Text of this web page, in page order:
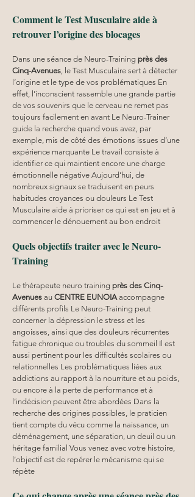
Comment le Test Musculaire aide à
retrouver l’origine des blocages
Dans une séance de Neuro-Training près des
Cinq-Avenues , le Test Musculaire sert à détecter
l’origine et le type de vos problématiques En
effet, l’inconscient rassemble une grande partie
de vos souvenirs que le cerveau ne remet pas
toujours facilement en avant Le Neuro-Trainer
guide la recherche quand vous avez, par
exemple, mis de côté des émotions issues d’une
expérience marquante Le travail consiste à
identifier ce qui maintient encore une charge
émotionnelle négative Aujourd’hui, de
nombreux signaux se traduisent en peurs
habitudes croyances ou douleurs Le Test
Musculaire aide à prioriser ce qui est en jeu et à
commencer le dénouement au bon endroit
Quels objectifs traiter avec le Neuro-
Training
Le thérapeute neuro training près des Cinq-
Avenues au CENTRE EUNOIA accompagne
différents profils Le Neuro-Training peut
concerner la dépression le stress et les
angoisses, ainsi que des douleurs récurrentes
fatigue chronique ou troubles du sommeil Il est
aussi pertinent pour les difficultés scolaires ou
relationnelles Les problématiques liées aux
addictions au rapport à la nourriture et au poids,
ou encore à la perte de performance et à
l’indécision peuvent être abordées Dans la
recherche des origines possibles, le praticien
tient compte du vécu comme la naissance, un
déménagement, une séparation, un deuil ou un
héritage familial Vous venez avec votre histoire,
l’objectif est de repérer le mécanisme qui se
répète